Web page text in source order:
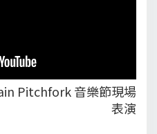
Pitchfork 音樂節現場
表演